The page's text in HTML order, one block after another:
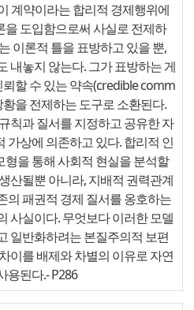
계약이라는 합리적 경제행위에
도입함으로써 사실로 전제하
이론적 틀을 표방하고 있을 뿐,
내놓지 않는다. 그가 표방하는 게
할 수 있는 약속(credible comm
을 전제하는 도구로 소환된다.
칙과 질서를 지정하고 공유한 자
가상에 의존하고 있다. 합리적 인
을 통해 사회적 현실을 분석할
산될뿐 아니라, 지배적 권력관계
의 패권적 경제 질서를 옹호하는
사실이다. 무엇보다 이러한 모델
일반화하려는 본질주의적 보편
이를 배제와 차별의 이유로 자연
용된다.- P286